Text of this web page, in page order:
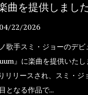
曲を提供しまし
04/22/2026
歌手スミ・ジョーのデビ
』に楽曲を提供いたし
リリースされ、スミ・ジ
となる作品で…